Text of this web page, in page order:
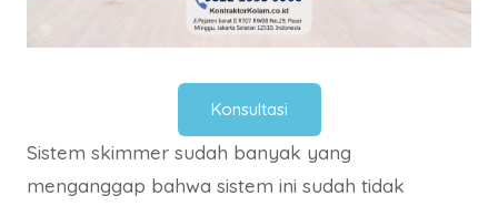
Konsultasi
Sistem skimmer sudah banyak yang
menganggap bahwa sistem ini sudah tidak